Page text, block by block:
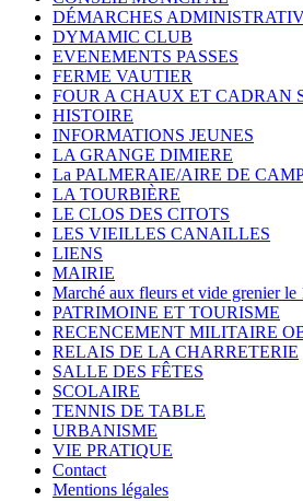
DÉMARCHES
DYMAMIC CLUB
EVENEMENTS PASSES
FERME VAUTIER
FOUR A CHAUX ET CADRAN
HISTOIRE
INFORMATIONS JEUNES
LA GRANGE DIMIERE
La PALMERAIE/AIRE DE
LA TOURBIÈRE
LE CLOS DES CITOTS
LES VIEILLES CANAILLES
LIENS
MAIRIE
Marché aux fleurs et vide grenier
PATRIMOINE ET TOURISME
RECENCEMENT MILITAIRE
RELAIS DE LA CHARRETERIE
SALLE DES FÊTES
SCOLAIRE
TENNIS DE TABLE
URBANISME
VIE PRATIQUE
Contact
Mentions légales